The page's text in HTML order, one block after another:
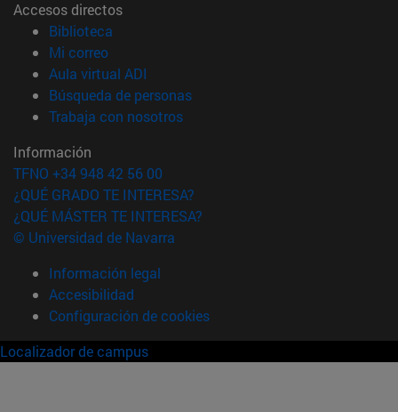
Accesos directos
Biblioteca
Mi correo(abre en nueva ventana)
Aula virtual ADI
Búsqueda de personas(abre en nueva ventana)
Trabaja con nosotros(abre en nueva ventana)
Información
TFNO +34 948 42 56 00
¿QUÉ GRADO TE INTERESA?
¿QUÉ MÁSTER TE INTERESA?
© Universidad de Navarra
Información legal
Accesibilidad
Configuración de cookies
Localizador de campus